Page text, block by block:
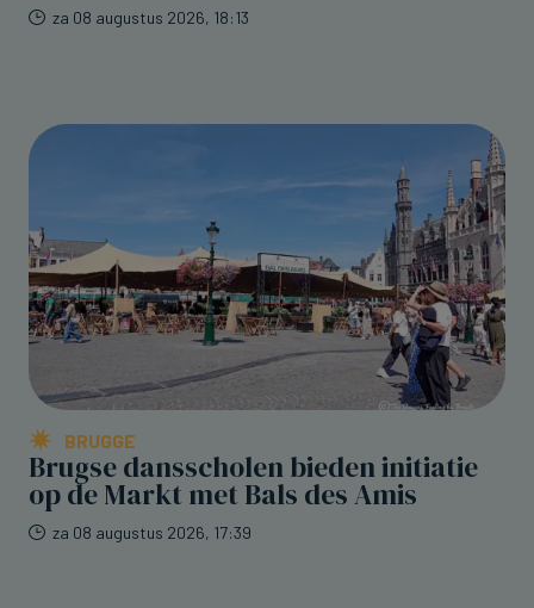
za 08 augustus 2026, 18:13
BRUGGE
Brugse dansscholen bieden initiatie
op de Markt met Bals des Amis
za 08 augustus 2026, 17:39